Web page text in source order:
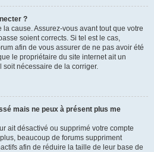
?
cause. Assurez-vous avant tout que votre
soient corrects. Si tel est le cas,
afin de vous assurer de ne pas avoir été
le propriétaire du site internet ait un
soit nécessaire de la corriger.
mais ne peux à présent plus me
ait désactivé ou supprimé votre compte
beaucoup de forums suppriment
afin de réduire la taille de leur base de